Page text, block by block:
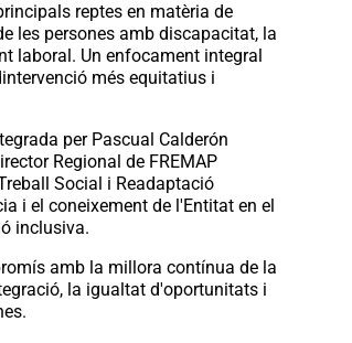
reptes en matèria de
les persones amb discapacitat, la
laboral. Un enfocament integral
més equitatius i
per Pascual Calderón
Regional de FREMAP
Social i Readaptació
i el coneixement de l'Entitat en el
inclusiva.
amb la millora contínua de la
la igualtat d'oportunitats i